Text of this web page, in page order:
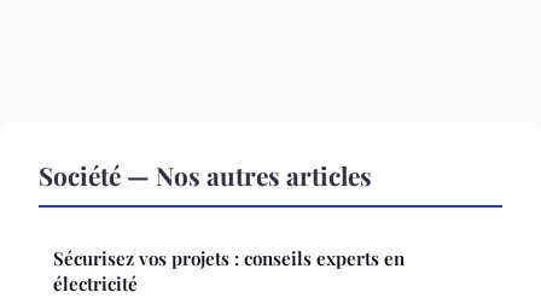
Société — Nos autres articles
Sécurisez vos projets : conseils experts en
électricité